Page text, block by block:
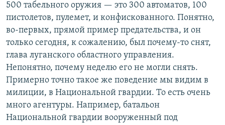
500 табельного оружия — это 300 автоматов, 100
пистолетов, пулемет, и конфискованного. Понятно,
во-первых, прямой пример предательства, и он
только сегодня, к сожалению, был почему-то снят,
глава луганского областного управления.
Непонятно, почему неделю его не могли снять.
Примерно точно такое же поведение мы видим в
милиции, в Национальной гвардии. То есть очень
много агентуры. Например, батальон
Национальной гвардии вооруженный под